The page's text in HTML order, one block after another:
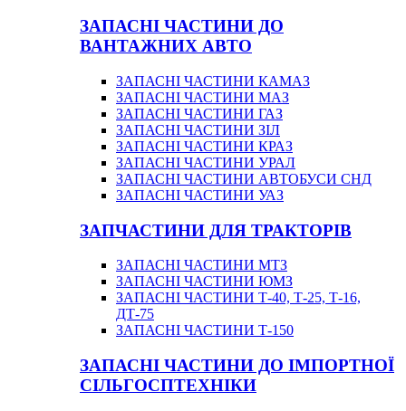
ЗАПАСНІ ЧАСТИНИ ДО
ВАНТАЖНИХ АВТО
ЗАПАСНІ ЧАСТИНИ КАМАЗ
ЗАПАСНІ ЧАСТИНИ МАЗ
ЗАПАСНІ ЧАСТИНИ ГАЗ
ЗАПАСНІ ЧАСТИНИ ЗІЛ
ЗАПАСНІ ЧАСТИНИ КРАЗ
ЗАПАСНІ ЧАСТИНИ УРАЛ
ЗАПАСНІ ЧАСТИНИ АВТОБУСИ СНД
ЗАПАСНІ ЧАСТИНИ УАЗ
ЗАПЧАСТИНИ ДЛЯ ТРАКТОРІВ
ЗАПАСНІ ЧАСТИНИ МТЗ
ЗАПАСНІ ЧАСТИНИ ЮМЗ
ЗАПАСНІ ЧАСТИНИ Т-40, Т-25, Т-16,
ДТ-75
ЗАПАСНІ ЧАСТИНИ Т-150
ЗАПАСНІ ЧАСТИНИ ДО ІМПОРТНОЇ
СІЛЬГОСПТЕХНІКИ